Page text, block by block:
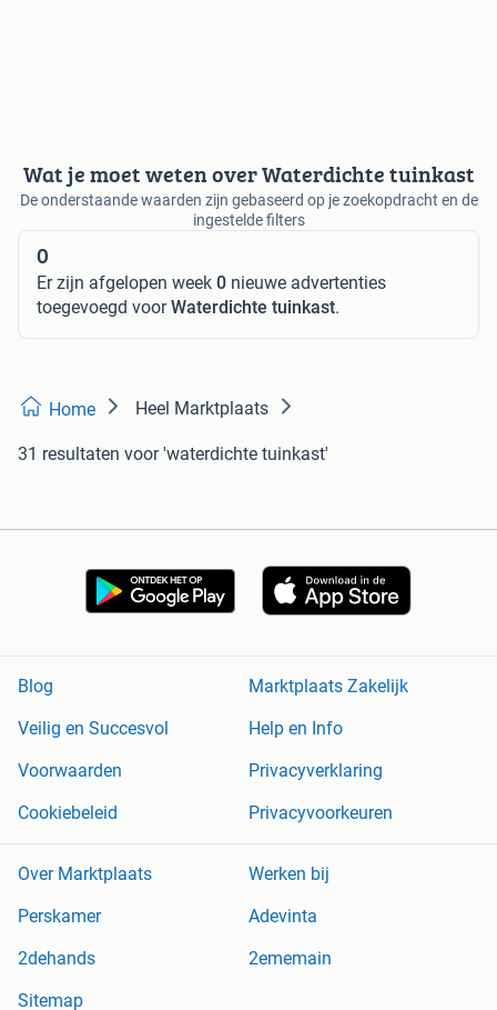
Wat je moet weten over Waterdichte tuinkast
De onderstaande waarden zijn gebaseerd op je zoekopdracht en de
ingestelde filters
0
Er zijn afgelopen week 0 nieuwe advertenties
toegevoegd voorWaterdichte tuinkast.
Home Heel Marktplaats
31 resultaten voor 'waterdichte tuinkast'
Blog
Marktplaats Zakelijk
Veilig en Succesvol
Help en Info
Voorwaarden
Privacyverklaring
Cookiebeleid
Privacyvoorkeuren
Over Marktplaats
Werken bij
Perskamer
Adevinta
2dehands
2ememain
Sitemap